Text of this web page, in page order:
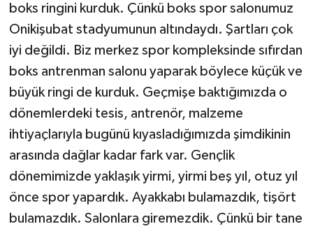
boks ringini kurduk. Çünkü boks spor salonumuz
Onikişubat stadyumunun altındaydı. Şartları çok
iyi değildi. Biz merkez spor kompleksinde sıfırdan
boks antrenman salonu yaparak böylece küçük ve
büyük ringi de kurduk. Geçmişe baktığımızda o
dönemlerdeki tesis, antrenör, malzeme
ihtiyaçlarıyla bugünü kıyasladığımızda şimdikinin
arasında dağlar kadar fark var. Gençlik
dönemimizde yaklaşık yirmi, yirmi beş yıl, otuz yıl
önce spor yapardık. Ayakkabı bulamazdık, tişört
bulamazdık. Salonlara giremezdik. Çünkü bir tane